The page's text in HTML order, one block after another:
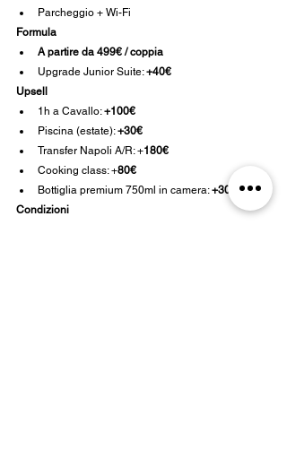
Parcheggio + Wi-Fi
Formula
A partire da 499€ / coppia
Upgrade Junior Suite: +40€
Upsell
1h a Cavallo: +100€
Piscina (estate): +30€
Transfer Napoli A/R: +180€
Cooking class: +80€
Bottiglia premium 750ml in camera: +30€
Condizioni